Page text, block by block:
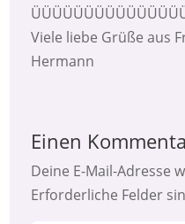
Viele liebe Grüße aus
Hermann
Einen
Deine E-Mail-Adresse
Erforderliche Felder